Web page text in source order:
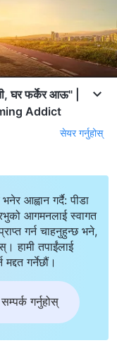
घर फर्केर आऊ" |
Addict
सेयर गर्नुहोस्
आह्वान गर्दै: पीडा
आगमनलाई स्वागत
गर्न चाहनुहुन्छ भने,
हामी तपाईंलाई
गर्नेछौं।
गर्नुहोस्